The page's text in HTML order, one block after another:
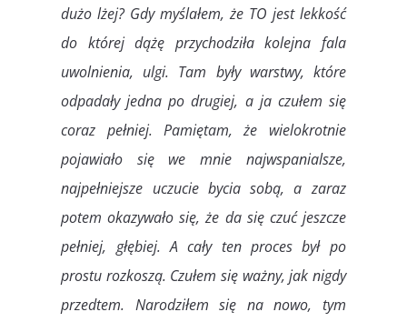
dużo lżej? Gdy myślałem, że TO jest lekkość
do której dążę przychodziła kolejna fala
uwolnienia, ulgi. Tam były warstwy, które
odpadały jedna po drugiej, a ja czułem się
coraz pełniej. Pamiętam, że wielokrotnie
pojawiało się we mnie najwspanialsze,
najpełniejsze uczucie bycia sobą, a zaraz
potem okazywało się, że da się czuć jeszcze
pełniej, głębiej. A cały ten proces był po
prostu rozkoszą. Czułem się ważny, jak nigdy
przedtem. Narodziłem się na nowo, tym